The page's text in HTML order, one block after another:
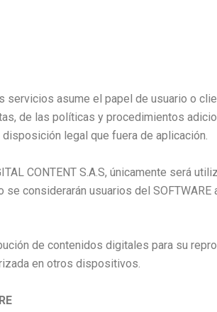
servicios asume el papel de usuario o
de las políticas y procedimientos
disposición legal que fuera de aplicación.
CONTENT S.A.S, únicamente será
se considerarán usuarios del
de contenidos digitales para su
en otros dispositivos.